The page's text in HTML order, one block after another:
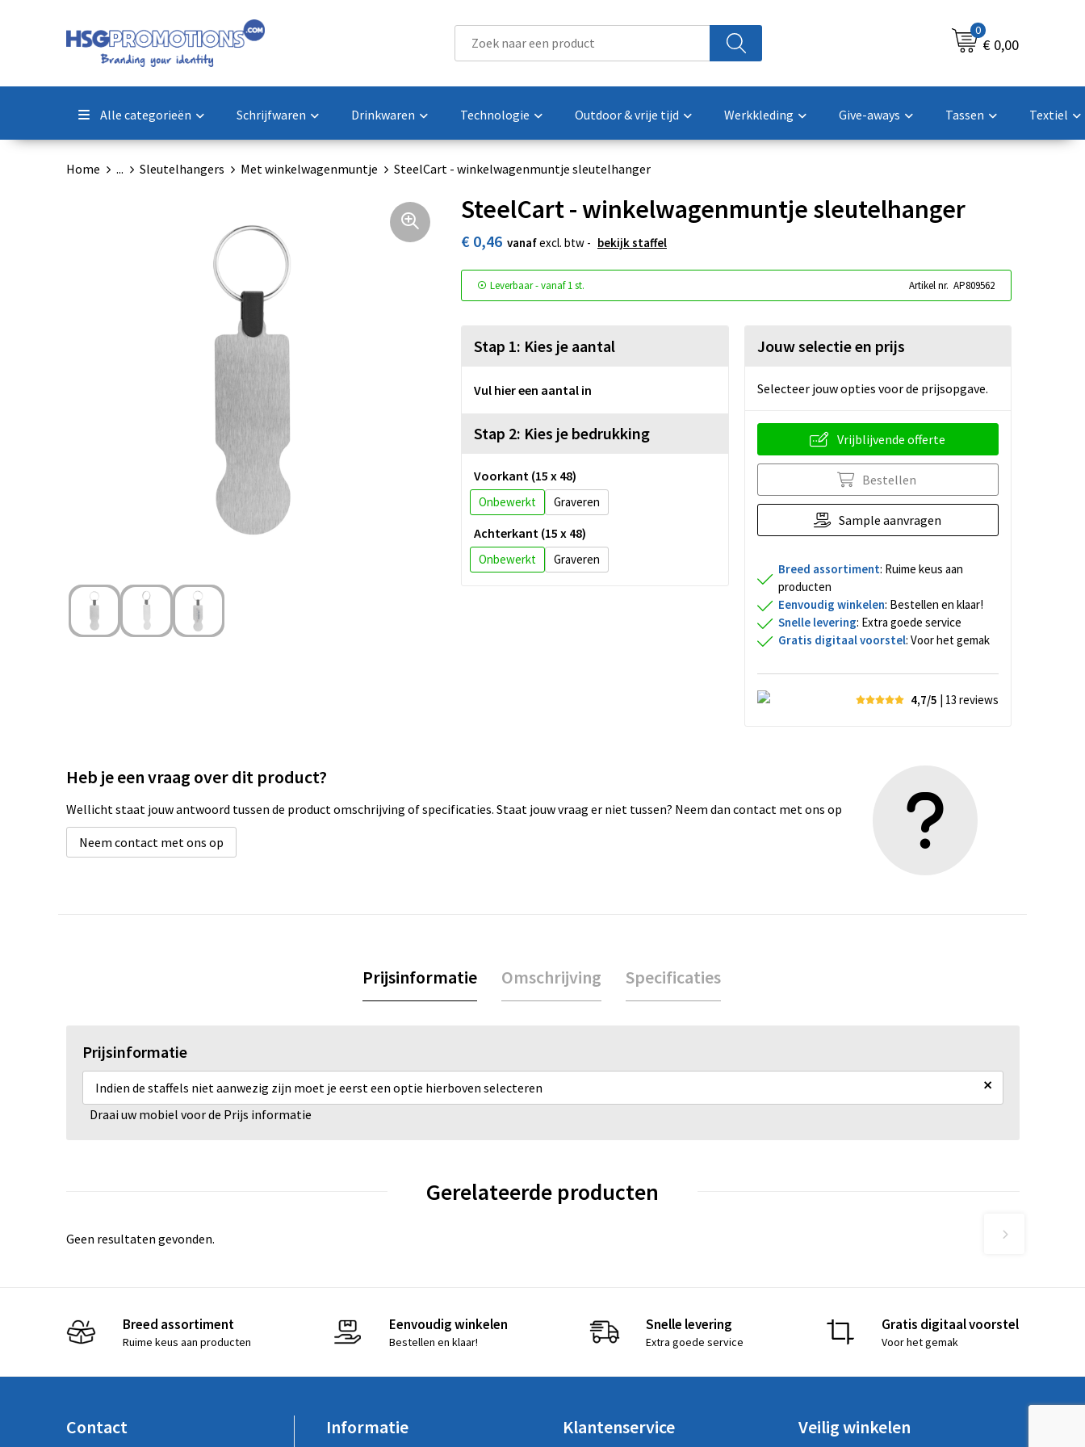
0
€ 0,00
Alle categorieën Schrijfwaren Drinkwaren Technologie Outdoor & vrije tijd Werkkleding Give-aways Tassen Textiel
Home ... Sleutelhangers Met winkelwagenmuntje SteelCart - winkelwagenmuntje sleutelhanger
SteelCart - winkelwagenmuntje sleutelhanger
€ 0,46 vanafexcl. btw - bekijk staffel
Leverbaar-vanaf1 st. Artikel nr. AP809562
Stap 1: Kies je aantal
Vul hier een aantal in
Stap 2: Kies je bedrukking
Voorkant (15 x 48)
Onbewerkt Graveren
Achterkant (15 x 48)
Onbewerkt Graveren
Jouw selectie en prijs
Selecteer jouw opties voor de prijsopgave.
Vrijblijvende offerte
Bestellen
Sample aanvragen
Breed assortiment: Ruime keus aan
producten
Eenvoudig winkelen: Bestellen en klaar!
Snelle levering: Extra goede service
Gratis digitaal voorstel: Voor het gemak
4,7/5 | 13 reviews
Heb je een vraag over dit product?
Wellicht staat jouw antwoord tussen de product omschrijving of specificaties. Staat jouw vraag er niet tussen? Neem dan contact met ons op
Neem contact met ons op
Prijsinformatie Omschrijving Specificaties
Prijsinformatie
Indien de staffels niet aanwezig zijn moet je eerst een optie hierboven selecteren ×
Draai uw mobiel voor de Prijs informatie
Gerelateerde producten
Geen resultaten gevonden.
Breed assortiment
Ruime keus aan producten
Eenvoudig winkelen
Bestellen en klaar!
Snelle levering
Extra goede service
Gratis digitaal voorstel
Voor het gemak
Contact Informatie Klantenservice Veilig winkelen